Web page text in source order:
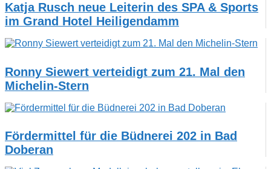
Katja Rusch neue Leiterin des SPA & Sports
im Grand Hotel Heiligendamm
Ronny Siewert verteidigt zum 21. Mal den
Michelin-Stern
Fördermittel für die Büdnerei 202 in Bad
Doberan